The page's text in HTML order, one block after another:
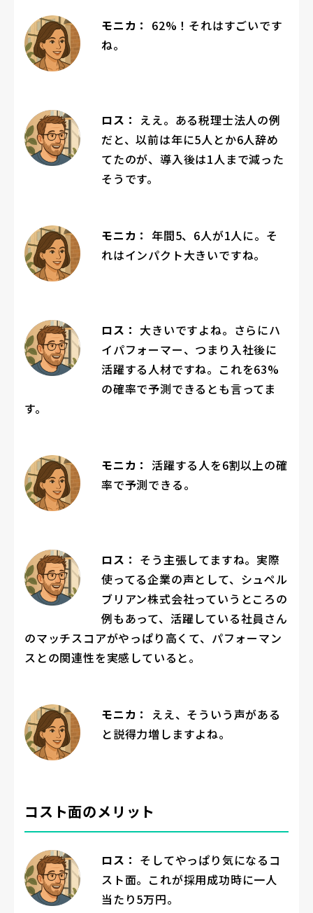
モニカ： 62%！それはすごいです
ね。
ロス： ええ。ある税理士法人の例
だと、以前は年に5人とか6人辞め
てたのが、導入後は1人まで減った
そうです。
モニカ： 年間5、6人が1人に。そ
れはインパクト大きいですね。
ロス： 大きいですよね。さらにハ
イパフォーマー、つまり入社後に
活躍する人材ですね。これを63%
の確率で予測できるとも言ってま
す。
モニカ： 活躍する人を6割以上の確
率で予測できる。
ロス： そう主張してますね。実際
使ってる企業の声として、シュペル
ブリアン株式会社っていうところの
例もあって、活躍している社員さん
のマッチスコアがやっぱり高くて、パフォーマン
スとの関連性を実感していると。
モニカ：
ええ、そういう声がある
と説得力増しますよね。
コスト面のメリット
ロス： そしてやっぱり気になるコ
スト面。これが採用成功時に一人
当たり5万円。